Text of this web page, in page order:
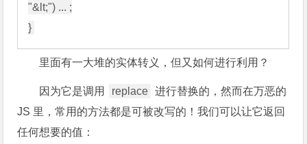
"&lt;") ... ;
里面有一大堆的实体转义，但又如何进行利用？
因为它是调用 replace 进行替换的，然而在万恶的
JS 里，常用的方法都是可被改写的！我们可以让它返回
任何想要的值：